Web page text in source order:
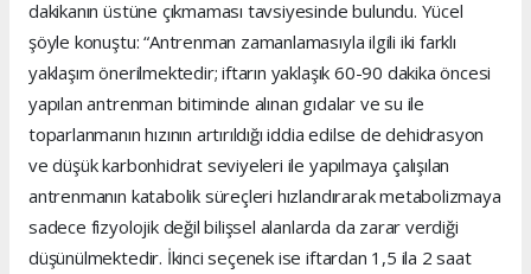
dakikanın üstüne çıkmaması tavsiyesinde bulundu. Yücel
şöyle konuştu: “Antrenman zamanlamasıyla ilgili iki farklı
yaklaşım önerilmektedir; iftarın yaklaşık 60-90 dakika öncesi
yapılan antrenman bitiminde alınan gıdalar ve su ile
toparlanmanın hızının artırıldığı iddia edilse de dehidrasyon
ve düşük karbonhidrat seviyeleri ile yapılmaya çalışılan
antrenmanın katabolik süreçleri hızlandırarak metabolizmaya
sadece fizyolojik değil bilişsel alanlarda da zarar verdiği
düşünülmektedir. İkinci seçenek ise iftardan 1,5 ila 2 saat